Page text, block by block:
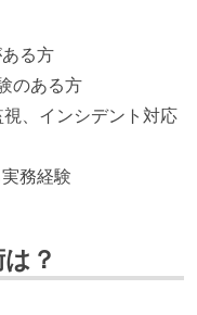
る方
のある方
視、インシデント対応
務経験
？